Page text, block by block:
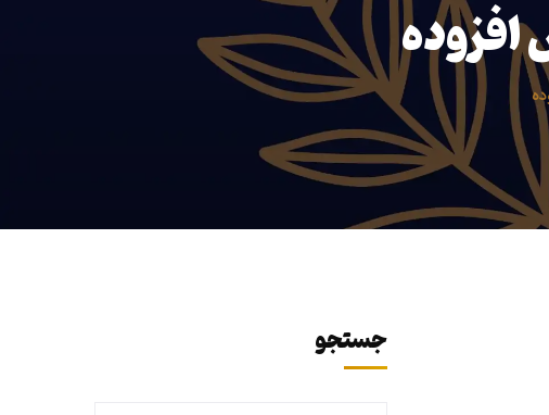
افزوده
جستجو